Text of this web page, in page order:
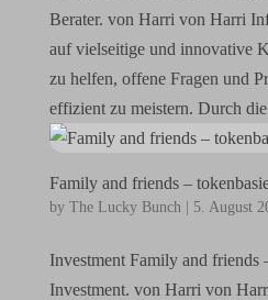
Berater. von Harri von Harri
auf vielseitige und innovative
zu helfen, offene Fragen und
effizient zu meistern. Durch
Family and friends –
by The Lucky Bunch| 5. August
Investment Family and friends
Investment. von Harri von